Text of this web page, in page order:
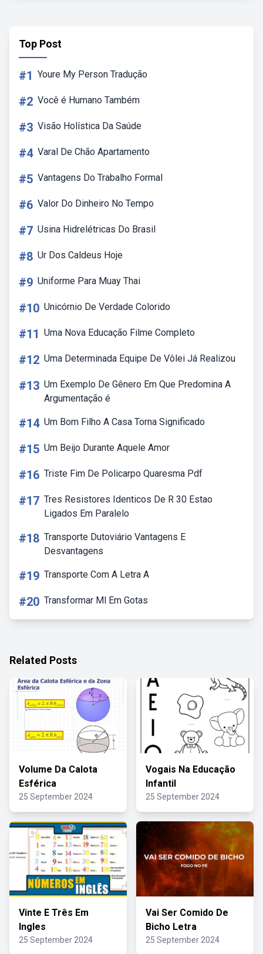
Top Post
#1 Youre My Person Tradução
#2 Você é Humano Também
#3 Visão Holística Da Saúde
#4 Varal De Chão Apartamento
#5 Vantagens Do Trabalho Formal
#6 Valor Do Dinheiro No Tempo
#7 Usina Hidrelétricas Do Brasil
#8 Ur Dos Caldeus Hoje
#9 Uniforme Para Muay Thai
#10 Unicórnio De Verdade Colorido
#11 Uma Nova Educação Filme Completo
#12 Uma Determinada Equipe De Vôlei Já Realizou
#13 Um Exemplo De Gênero Em Que Predomina A
Argumentação é
#14 Um Bom Filho A Casa Torna Significado
#15 Um Beijo Durante Aquele Amor
#16 Triste Fim De Policarpo Quaresma Pdf
#17 Tres Resistores Identicos De R 30 Estao
Ligados Em Paralelo
#18 Transporte Dutoviário Vantagens E
Desvantagens
#19 Transporte Com A Letra A
#20 Transformar Ml Em Gotas
Related Posts
Volume Da Calota
Esférica
25 September 2024
Vogais Na Educação
Infantil
25 September 2024
Vinte E Três Em
Ingles
25 September 2024
Vai Ser Comido De
Bicho Letra
25 September 2024